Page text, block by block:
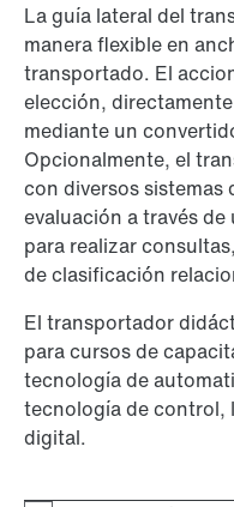
La guía lateral del
manera flexible en
transportado. El
elección,
mediante un
Opcionalmente, el
con diversos sistemas
evaluación a través
para realizar
de clasificación
El transportador
para cursos de
tecnología de
tecnología de control,
digital.